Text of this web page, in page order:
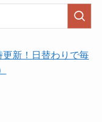
新！日替わりで毎